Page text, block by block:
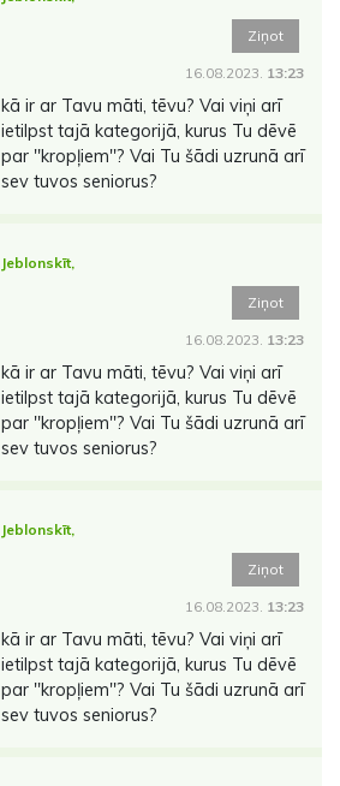
Ziņot
16.08.2023. 13:23
kā ir ar Tavu māti, tēvu? Vai viņi arī
ietilpst tajā kategorijā, kurus Tu dēvē
par ''kropļiem''? Vai Tu šādi uzrunā arī
sev tuvos seniorus?
Jeblonskīt,
Ziņot
16.08.2023. 13:23
kā ir ar Tavu māti, tēvu? Vai viņi arī
ietilpst tajā kategorijā, kurus Tu dēvē
par ''kropļiem''? Vai Tu šādi uzrunā arī
sev tuvos seniorus?
Jeblonskīt,
Ziņot
16.08.2023. 13:23
kā ir ar Tavu māti, tēvu? Vai viņi arī
ietilpst tajā kategorijā, kurus Tu dēvē
par ''kropļiem''? Vai Tu šādi uzrunā arī
sev tuvos seniorus?